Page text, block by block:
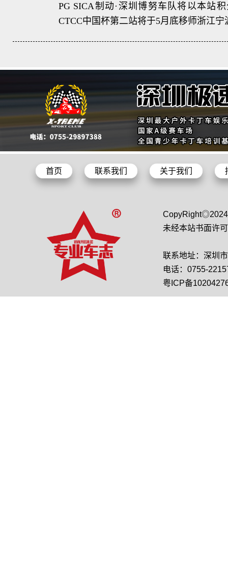
PG SICA制动·深圳博努车队将以本站
CTCC中国杯第二站将于5月底移师浙江
首页 联系我们 关于我们
未经本站书面许
联系地址：深圳
电话：0755-
粤ICP备